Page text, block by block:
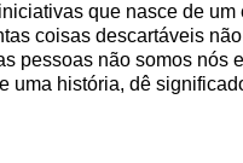
que nasce de um
coisas descartáveis
pessoas não somos nós
uma história, dê